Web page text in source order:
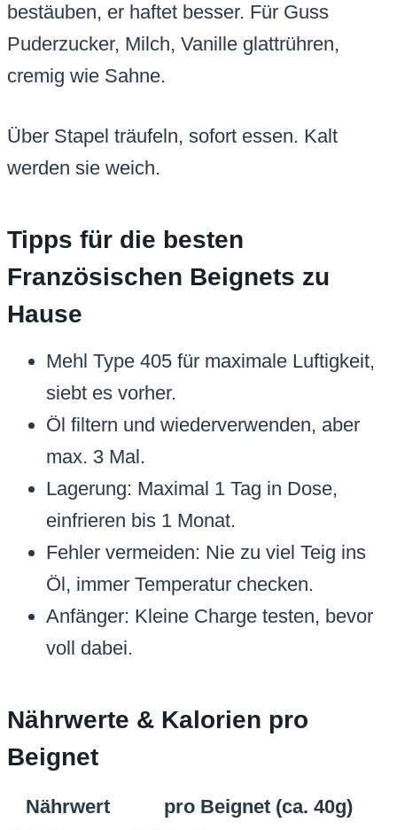
bestäuben, er haftet besser. Für Guss
Puderzucker, Milch, Vanille glattrühren,
cremig wie Sahne.
Über Stapel träufeln, sofort essen. Kalt
werden sie weich.
Tipps für die besten
Französischen Beignets zu
Hause
Mehl Type 405 für maximale Luftigkeit,
siebt es vorher.
Öl filtern und wiederverwenden, aber
max. 3 Mal.
Lagerung: Maximal 1 Tag in Dose,
einfrieren bis 1 Monat.
Fehler vermeiden: Nie zu viel Teig ins
Öl, immer Temperatur checken.
Anfänger: Kleine Charge testen, bevor
voll dabei.
Nährwerte & Kalorien pro
Beignet
Nährwert
pro Beignet (ca. 40g)